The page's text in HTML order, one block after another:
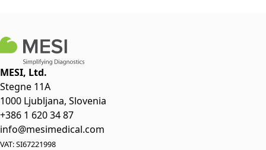
MESI, Ltd.
Stegne 11A
1000 Ljubljana, Slovenia
+386 1 620 34 87
info@mesimedical.com
VAT: SI67221998